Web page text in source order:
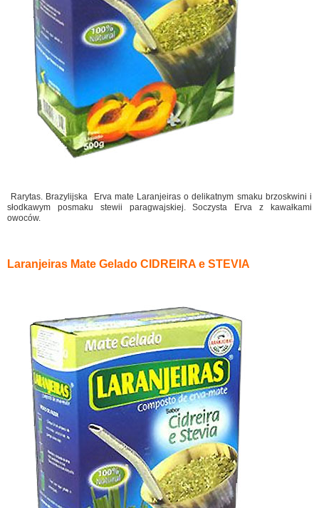
Rarytas. Brazylijska Erva mate Laranjeiras o delikatnym smaku brzoskwini i
słodkawym posmaku stewii paragwajskiej. Soczysta Erva z kawałkami
owoców.
Laranjeiras Mate Gelado CIDREIRA e STEVIA